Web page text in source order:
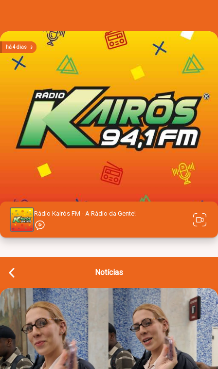
Rádio Kairós FM - A Rádio da Gente!
Notícias
há 13 horas
há 13 horas
há 13 horas
há 4 dias
há 4 dias